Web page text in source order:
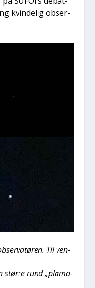
kvin­de­lig obser­
Til ven­
stør­re rund „pla­ma­